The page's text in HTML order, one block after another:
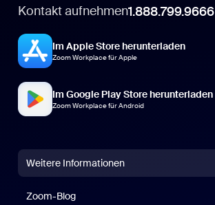
Kontakt aufnehmen1.888.799.9666
Im Apple Store herunterladen
Zoom Workplace für Apple
Im Google Play Store herunterladen
Zoom Workplace für Android
Weitere Informationen
Zoom-Blog